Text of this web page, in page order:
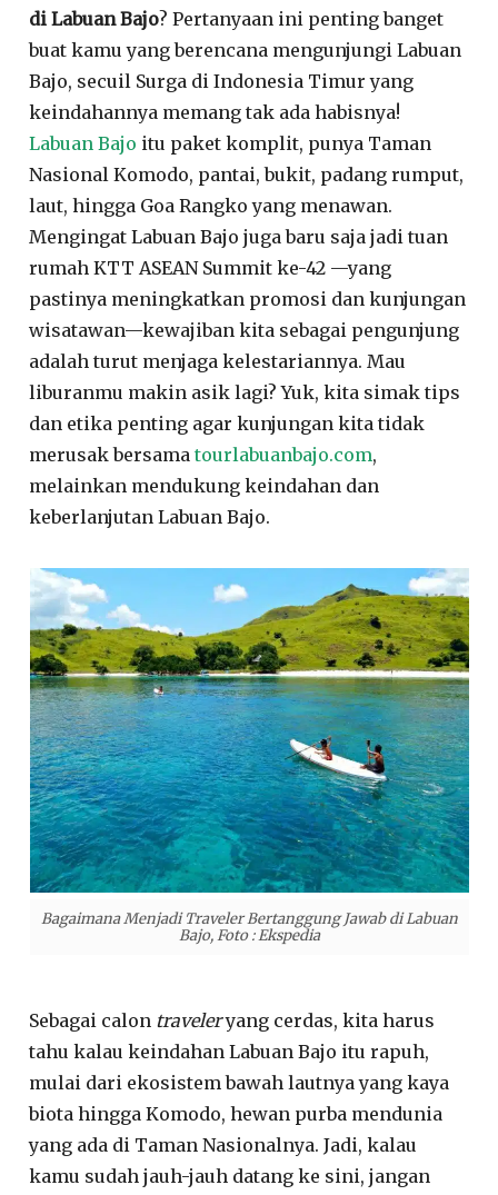
di Labuan Bajo?Pertanyaan ini penting banget
buat kamu yang berencana mengunjungi Labuan
Bajo, secuil Surga di Indonesia Timuryang
keindahannya memang tak ada habisnya!
Labuan Bajo itu paket komplit, punya Taman
Nasional Komodo, pantai, bukit, padang rumput,
laut, hingga Goa Rangko yang menawan.
Mengingat Labuan Bajo juga baru saja jadi tuan
rumah KTT ASEAN Summit ke-42 —yang
pastinya meningkatkan promosi dan kunjungan
wisatawan—kewajiban kita sebagai pengunjung
adalah turut menjaga kelestariannya. Mau
liburanmu makin asik lagi? Yuk, kita simak tips
dan etika penting agar kunjungan kita tidak
merusak bersamatourlabuanbajo.com,
melainkan mendukung keindahan dan
keberlanjutan Labuan Bajo.
Bagaimana Menjadi Traveler Bertanggung Jawab di Labuan
Bajo, Foto : Ekspedia
Sebagai calon traveleryang cerdas, kita harus
tahu kalau keindahan Labuan Bajo itu rapuh,
mulai dari ekosistem bawah lautnya yang kaya
biotahingga Komodo, hewan purba mendunia
yang ada di Taman Nasionalnya. Jadi, kalau
kamu sudah jauh-jauh datang ke sini, jangan